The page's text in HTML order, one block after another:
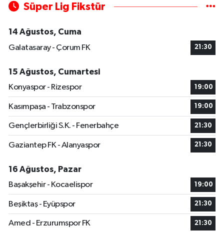
Süper Lig Fikstür
14 Ağustos, Cuma
Galatasaray - Çorum FK
21:30
15 Ağustos, Cumartesi
Konyaspor - Rizespor
19:00
Kasımpaşa - Trabzonspor 19:00
Gençlerbirliği S.K. - Fenerbahçe 21:30
Gaziantep FK - Alanyaspor 21:30
16 Ağustos, Pazar
Başakşehir - Kocaelispor
19:00
Beşiktaş - Eyüpspor 21:30
Amed - Erzurumspor FK 21:30